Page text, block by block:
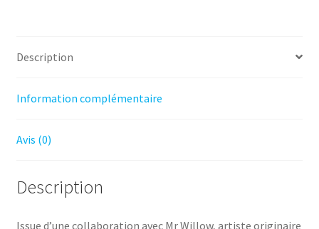
Description
Information complémentaire
Avis (0)
Description
Issue d’une collaboration avec Mr Willow, artiste originaire